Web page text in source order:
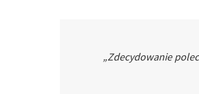
„Zdecydowanie